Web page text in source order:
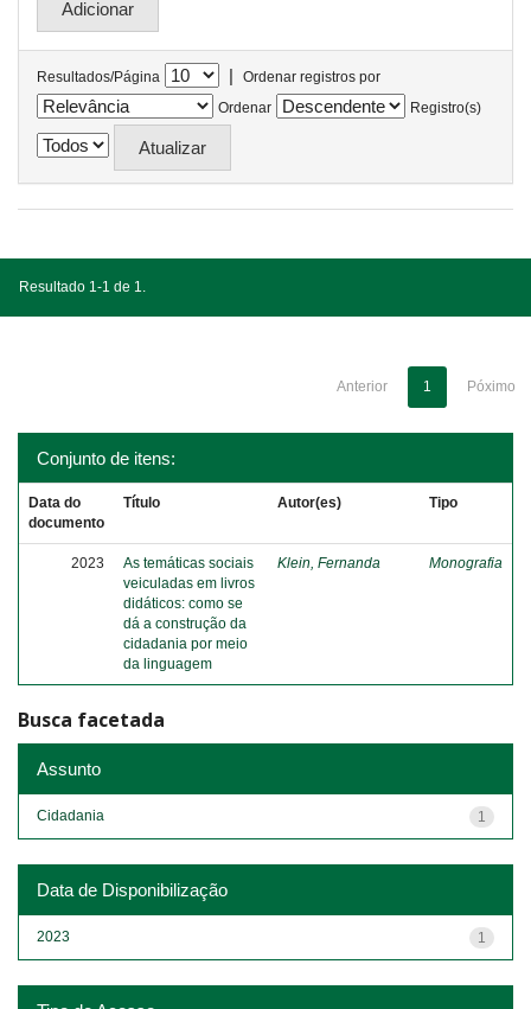
Resultados/Página |
Ordenar registros por
Ordenar
Registro(s)
Resultado 1-1 de 1.
Anterior 1 Póximo
Conjunto de itens:
Data do
documento
Título Autor(es) Tipo
2023
As temáticas sociais
veiculadas em livros
didáticos: como se
dá a construção da
cidadania por meio
da linguagem
Klein, Fernanda Monografia
Busca facetada
Assunto
1
Cidadania
Data de Disponibilização
1
2023